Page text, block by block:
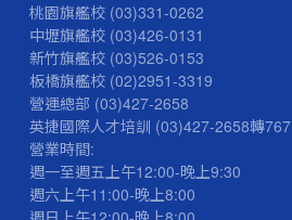
桃園旗艦校 (03)331-0262
中壢旗艦校 (03)426-0131
新竹旗艦校 (03)526-0153
板橋旗艦校 (02)2951-3319
營運總部 (03)427-2658
英捷國際人才培訓 (03)427-2658轉767
營業時間:
週一至週五上午12:00-晚上9:30
週六上午11:00-晚上8:00